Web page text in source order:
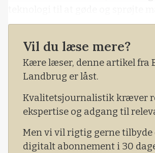
Vil du læse mere?
Kære læser, denne artikel fra
Landbrug er låst.
Kvalitetsjournalistik kræver
ekspertise og adgang til
Men vi vil rigtig gerne tilbyde
digitalt abonnement i 30